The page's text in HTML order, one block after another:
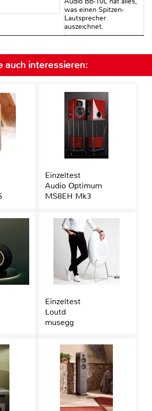
was einen Spitzen-
Lautsprecher
auszeichnet.
auch interessieren:
Einzeltest
Audio Optimum
MS8EH Mk3
Einzeltest
Loutd
musegg